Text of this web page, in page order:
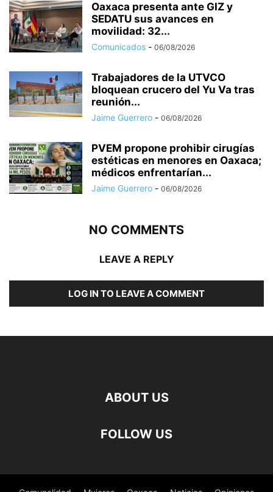
Oaxaca presenta ante GIZ y
SEDATU sus avances en
movilidad: 32...
Comunicados - 06/08/2026
Trabajadores de la UTVCO
bloquean crucero del Yu Va tras
reunión...
Jaime Guerrero - 06/08/2026
PVEM propone prohibir cirugías
estéticas en menores en Oaxaca;
médicos enfrentarían...
Jaime Guerrero - 06/08/2026
NO COMMENTS
LEAVE A REPLY
LOG IN TO LEAVE A COMMENT
ABOUT US
FOLLOW US